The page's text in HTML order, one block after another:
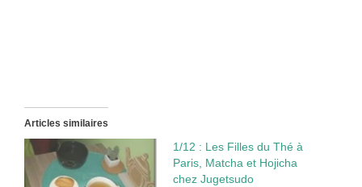
Articles similaires
1/12 : Les Filles du Thé à
Paris, Matcha et Hojicha
chez Jugetsudo